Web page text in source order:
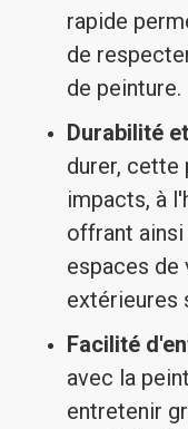
rapide
de
de peinture.
Durabilité
durer, cette
impacts, à
offrant
espaces de
extérieures
Facilité
avec la
entretenir